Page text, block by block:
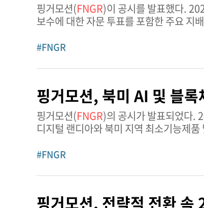
핑거모션(FNGR)이 공시를 발표했다. 2026년 2월 26일 개최된 연례 주주총회에서 핑거모션 주주들은 6명의 이사 선임과 임원
보수에 대한 자문 투표를 포함한 주요 지
#FNGR
핑거모션, 북미 AI 및 블
핑거모션(FNGR)의 공시가 발표되었다. 2026년 2월 17일, 핑거모션은 독자적인 인공지능 및 블록체인 프로토콜 전문기업인
디지털 랜디아와 북미 지역 최소기능제
#FNGR
핑거모션, 전략적 전환